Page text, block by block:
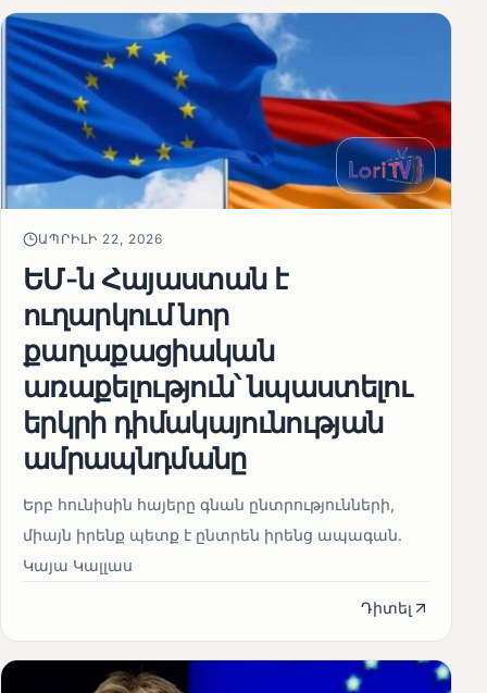
ԱՊՐԻԼԻ 22, 2026
ԵՄ-ն Հայաստան է
ուղարկում նոր
քաղաքացիական
առաքելություն՝ նպաստելու
երկրի դիմակայունության
ամրապնդմանը
Երբ հունիսին հայերը գնան ընտրությունների,
միայն իրենք պետք է ընտրեն իրենց ապագան.
Կայա Կալլաս
Դիտել